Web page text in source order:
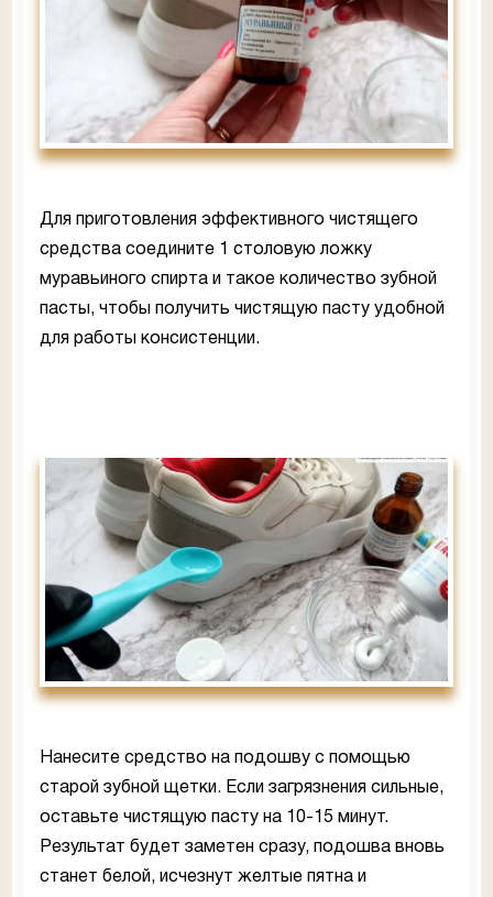
Для приготовления эффективного чистящего
средства соедините 1 столовую ложку
муравьиного спирта и такое количество зубной
пасты, чтобы получить чистящую пасту удобной
для работы консистенции.
Нанесите средство на подошву с помощью
старой зубной щетки. Если загрязнения сильные,
оставьте чистящую пасту на 10-15 минут.
Результат будет заметен сразу, подошва вновь
станет белой, исчезнут желтые пятна и